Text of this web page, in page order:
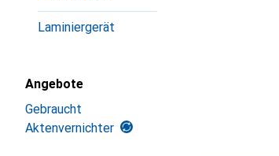
Laminiergerät
Angebote
Gebraucht
Aktenvernichter